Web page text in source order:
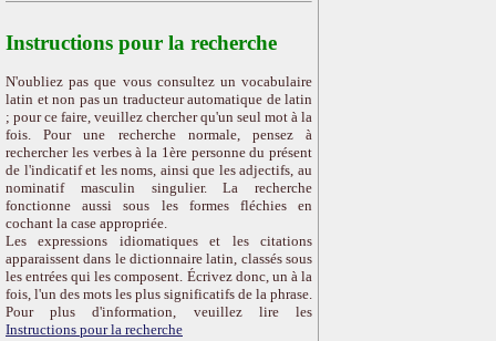
Instructions pour la recherche
N'oubliez pas que vous consultez un vocabulaire
latin et non pas un traducteur automatique de latin
; pour ce faire, veuillez chercher qu'un seul mot à la
fois. Pour une recherche normale, pensez à
rechercher les verbes à la 1ère personne du présent
de l'indicatif et les noms, ainsi que les adjectifs, au
nominatif masculin singulier. La recherche
fonctionne aussi sous les formes fléchies en
cochant la case appropriée.
Les expressions idiomatiques et les citations
apparaissent dans le dictionnaire latin, classés sous
les entrées qui les composent. Écrivez donc, un à la
fois, l'un des mots les plus significatifs de la phrase.
Pour plus d'information, veuillez lire les
Instructions pour la recherche